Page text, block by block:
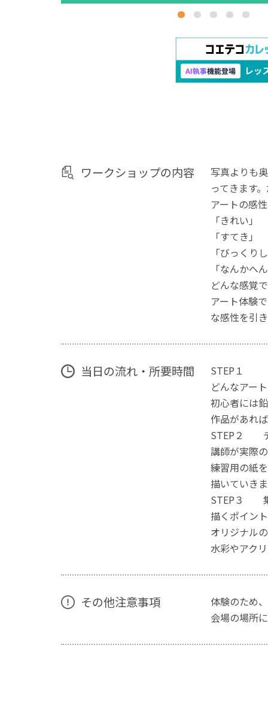
ワークショップの内容
写真よりも
ってきます
アートの感
「きれい」
「すてき」
「びっくりし
「なんかへん
どんな感覚
アート体験
な感性を引
当日の流れ・所要時間
STEP１
どんなアー
初心者には
作品があれ
STEP２ デ
講師が実際
練習用の紙
描いていきま
STEP３ 集
描くポイン
オリジナル
水彩やアク
その他注意事項
体験のため
会場の場所